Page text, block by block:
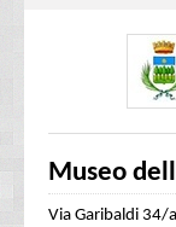
Museo
Via Garibaldi 34/a